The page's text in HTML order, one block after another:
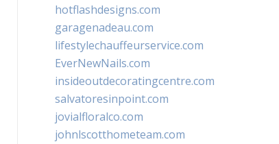
hotflashdesigns.com
garagenadeau.com
lifestylechauffeurservice.com
EverNewNails.com
insideoutdecoratingcentre.com
salvatoresinpoint.com
jovialfloralco.com
johnlscotthometeam.com